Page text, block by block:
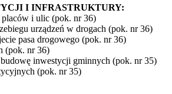
I INFRASTRUKTURY:
placów i ulic (pok. nr 36)
urządzeń w drogach (pok. nr 36)
pasa drogowego (pok. nr 36)
(pok. nr 36)
inwestycji gminnych (pok. nr 35)
(pok. nr 35)